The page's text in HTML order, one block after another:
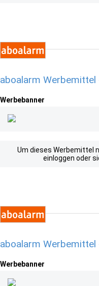
aboalarm Werbemittel
Werbebanner
Um dieses Werbemittel
einloggen oder
aboalarm Werbemittel
Werbebanner